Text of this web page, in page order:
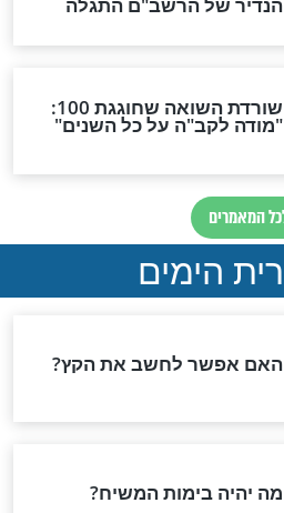
סוכות
לכבוד סוכות: חטיף סניקרס
בריא וטעים
חג הסוכות: מבט חדש על